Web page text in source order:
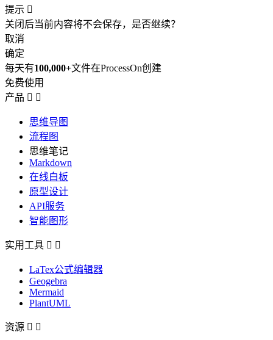
提示 
关闭后当前内容将不会保存，是否继续？
取消
确定
每天有100,000+文件在ProcessOn创建
免费使用
产品  
思维导图
流程图
思维笔记
Markdown
在线白板
原型设计
API服务
智能图形
实用工具  
LaTex公式编辑器
Geogebra
Mermaid
PlantUML
资源  